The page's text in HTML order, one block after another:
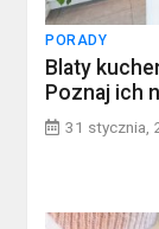
PORADY
Blaty
Poznaj ich
31 stycznia,